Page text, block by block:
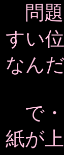
問題
すい
なん
で・
紙が